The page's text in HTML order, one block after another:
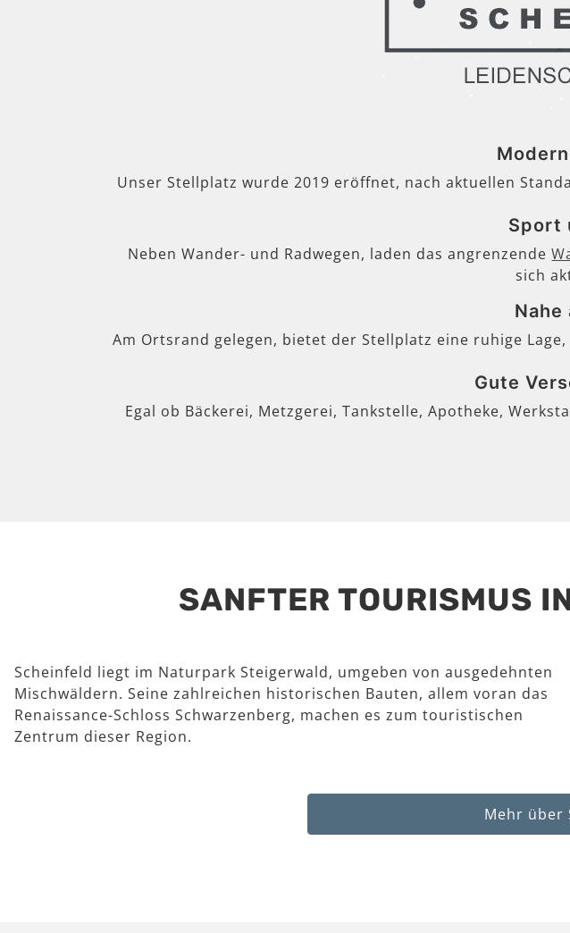
Unser Stellplatz wurde 2019 eröffnet, nach aktuellen
Sport
Neben Wander- und Radwegen, laden das angrenzende
sich
Nahe
Am Ortsrand gelegen, bietet der Stellplatz eine ruhige
Gute
Egal ob Bäckerei, Metzgerei, Tankstelle, Apotheke,
SANFTER TOURISMUS
Scheinfeld liegt im Naturpark Steigerwald, umgeben von ausgedehnten
Mischwäldern. Seine zahlreichen historischen Bauten, allem voran das
Renaissance-Schloss Schwarzenberg, machen es zum touristischen
Zentrum dieser Region.
Mehr über